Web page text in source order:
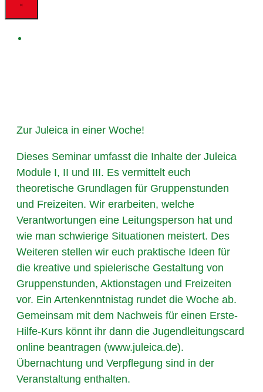
Zur Juleica in einer Woche!
Dieses Seminar umfasst die Inhalte der Juleica
Module I, II und III. Es vermittelt euch
theoretische Grundlagen für Gruppenstunden
und Freizeiten. Wir erarbeiten, welche
Verantwortungen eine Leitungsperson hat und
wie man schwierige Situationen meistert. Des
Weiteren stellen wir euch praktische Ideen für
die kreative und spielerische Gestaltung von
Gruppenstunden, Aktionstagen und Freizeiten
vor. Ein Artenkenntnistag rundet die Woche ab.
Gemeinsam mit dem Nachweis für einen Erste-
Hilfe-Kurs könnt ihr dann die Jugendleitungscard
online beantragen (www.juleica.de).
Übernachtung und Verpflegung sind in der
Veranstaltung enthalten.